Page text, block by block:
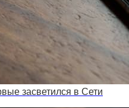
засветился в Сети